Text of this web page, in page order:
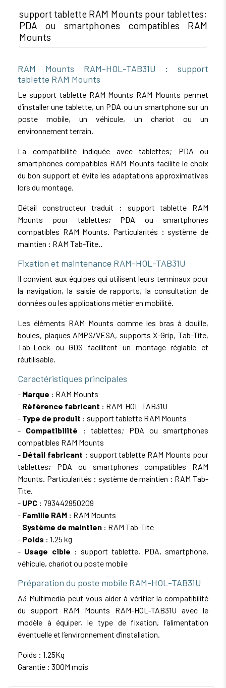
support tablette RAM Mounts pour tablettes;
PDA ou smartphones compatibles RAM
Mounts
RAM Mounts RAM-HOL-TAB31U : support
tablette RAM Mounts
Le support tablette RAM Mounts RAM Mounts permet
d’installer une tablette, un PDA ou un smartphone sur un
poste mobile, un véhicule, un chariot ou un
environnement terrain.
La compatibilité indiquée avec tablettes; PDA ou
smartphones compatibles RAM Mounts facilite le choix
du bon support et évite les adaptations approximatives
lors du montage.
Détail constructeur traduit : support tablette RAM
Mounts pour tablettes; PDA ou smartphones
compatibles RAM Mounts. Particularités : système de
maintien : RAM Tab-Tite..
Fixation et maintenance RAM-HOL-TAB31U
Il convient aux équipes qui utilisent leurs terminaux pour
la navigation, la saisie de rapports, la consultation de
données ou les applications métier en mobilité.
Les éléments RAM Mounts comme les bras à douille,
boules, plaques AMPS/VESA, supports X-Grip, Tab-Tite,
Tab-Lock ou GDS facilitent un montage réglable et
réutilisable.
Caractéristiques principales
- Marque : RAM Mounts
- Référence fabricant : RAM-HOL-TAB31U
- Type de produit : support tablette RAM Mounts
- Compatibilité : tablettes; PDA ou smartphones
compatibles RAM Mounts
- Détail fabricant : support tablette RAM Mounts pour
tablettes; PDA ou smartphones compatibles RAM
Mounts. Particularités : système de maintien : RAM Tab-
Tite.
- UPC : 793442950209
- Famille RAM : RAM Mounts
- Système de maintien : RAM Tab-Tite
- Poids : 1.25 kg
- Usage cible : support tablette, PDA, smartphone,
véhicule, chariot ou poste mobile
Préparation du poste mobile RAM-HOL-TAB31U
A3 Multimedia peut vous aider à vérifier la compatibilité
du support RAM Mounts RAM-HOL-TAB31U avec le
modèle à équiper, le type de fixation, l’alimentation
éventuelle et l’environnement d’installation.
Poids : 1.25Kg
Garantie : 300M mois